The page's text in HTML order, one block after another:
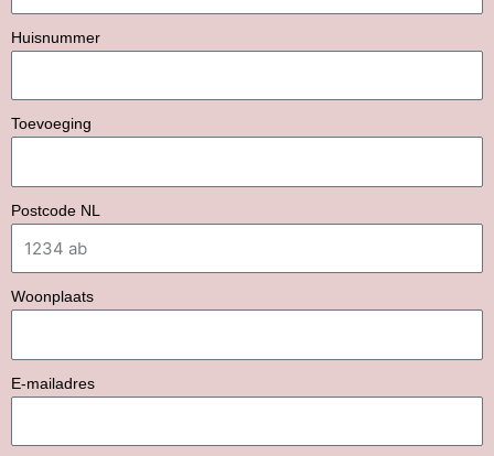
Huisnummer
Toevoeging
Postcode NL
Woonplaats
E-mailadres